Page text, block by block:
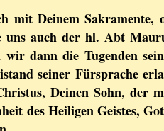
mit Deinem Sakramente,
uns auch der hl. Abt
wir dann die Tugenden
seiner Fürsprache
Deinen Sohn, der
des Heiligen Geistes,